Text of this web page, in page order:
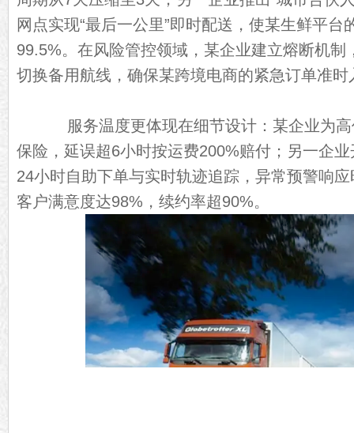
网点实现“最后一公里”即时配送，使某生鲜平台
99.5%。在风险管控领域，某企业建立熔断机制
切换备用航线，确保某跨境电商的紧急订单准时
服务温度更体现在细节设计：某企业为高
保险，延误超6小时按运费200%赔付；另一企
24小时自助下单与实时轨迹追踪，异常预警响
客户满意度达98%，续约率超90%。